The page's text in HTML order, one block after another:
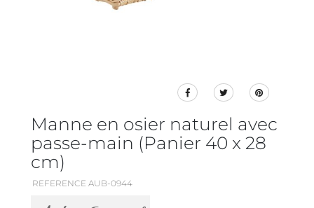
Manne en osier naturel avec
passe-main (Panier 40 x 28
cm)
REFERENCE AUB-0944